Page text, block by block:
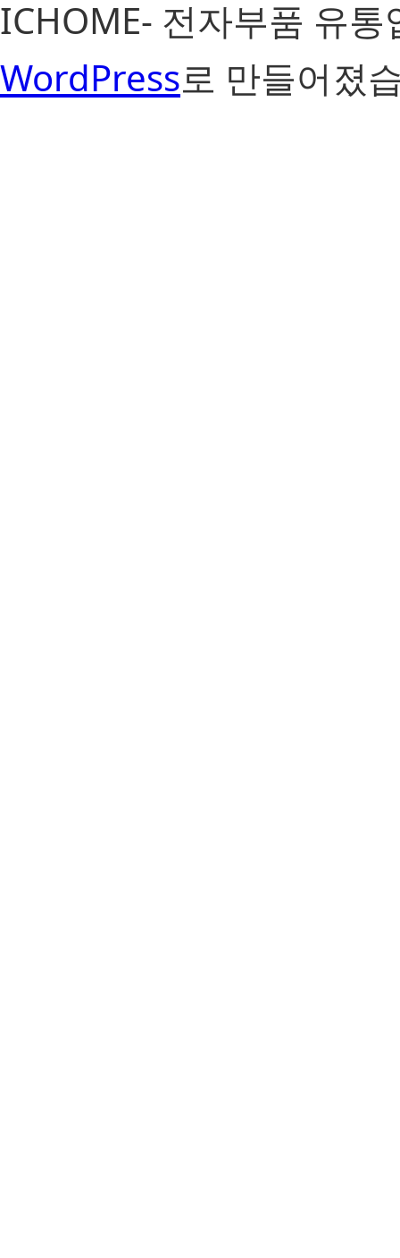
ICHOME- 전자부품 유
WordPress로 만들어졌